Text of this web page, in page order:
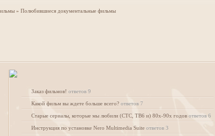
» Полюбившиеся документальные фильмы
Заказ фильмов! ответов 9
Какой фильм вы ждете больше всего? ответов 7
Старые сериалы, которые мы любили (СТС, ТВ6 и) 80х-90х годов ответов 6
Инструкция по установке Nero Multimedia Suite ответов 3